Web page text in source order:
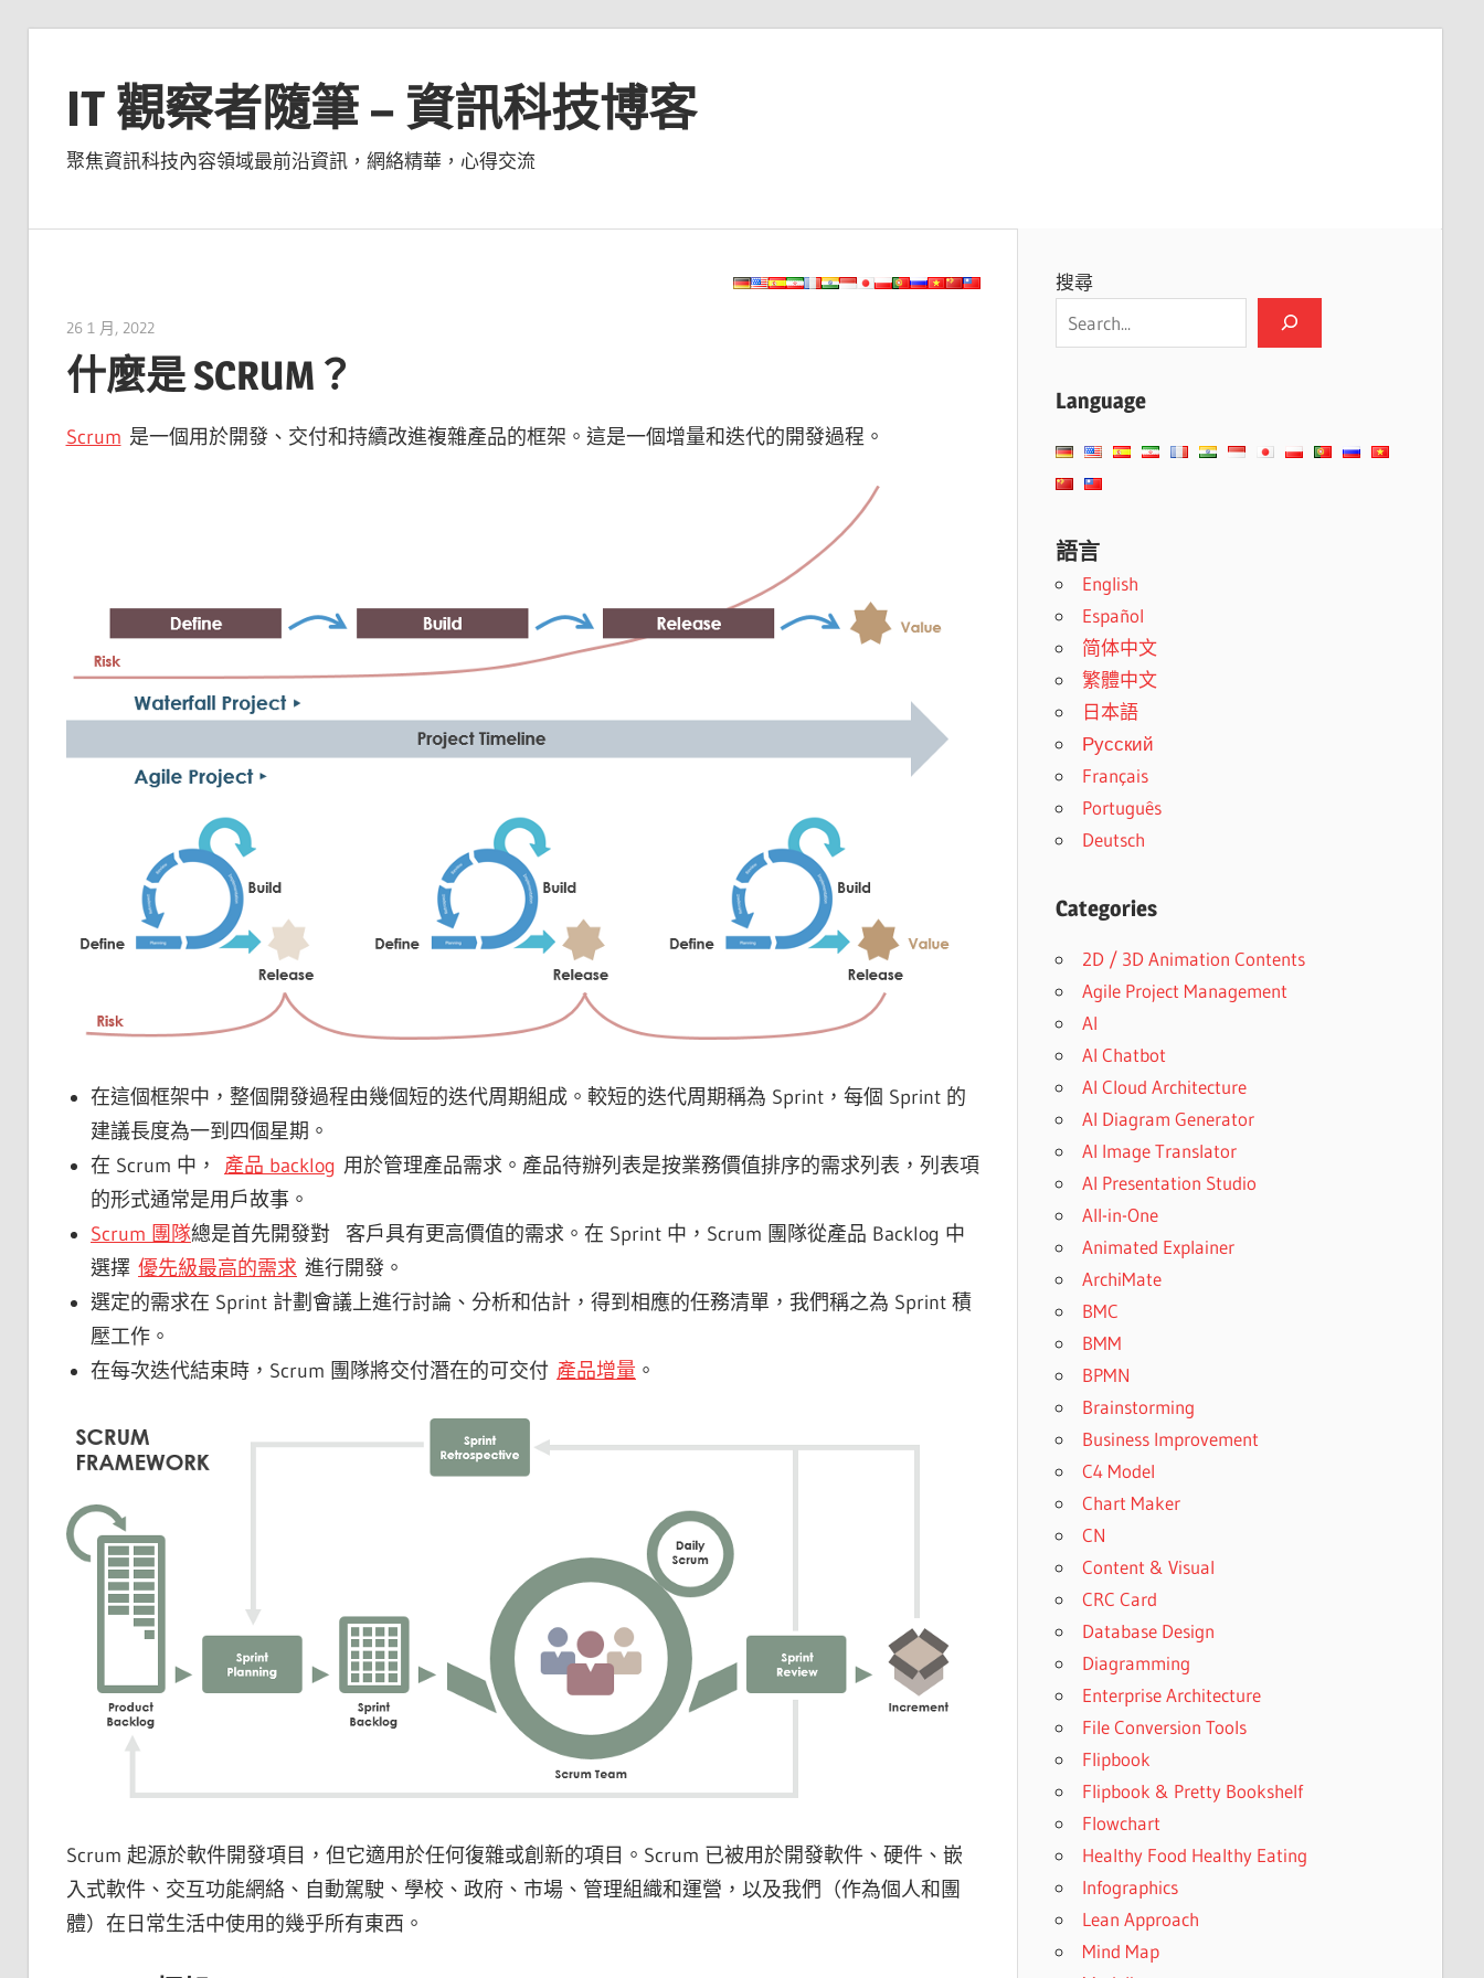
IT 觀察者隨筆 – 資訊科技博客
聚焦資訊科技內容領域最前沿資訊，網絡精華，心得交流
26 1 月, 2022vpmiku
什麼是 SCRUM？
Scrum 是一個用於開發、交付和持續改進複雜產品的框架。這是一個增量和迭代的開發過程。
在這個框架中，整個開發過程由幾個短的迭代周期組成。較短的迭代周期稱為 Sprint，每個 Sprint 的
建議長度為一到四個星期。
在 Scrum 中， 產品 backlog 用於管理產品需求。產品待辦列表是按業務價值排序的需求列表，列表項
的形式通常是用戶故事。
Scrum 團隊總是首先開發對 客戶具有更高價值的需求。在 Sprint 中，Scrum 團隊從產品 Backlog 中
選擇 優先級最高的需求 進行開發。
選定的需求在 Sprint 計劃會議上進行討論、分析和估計，得到相應的任務清單，我們稱之為 Sprint 積
壓工作。
在每次迭代結束時，Scrum 團隊將交付潛在的可交付 產品增量 。
Scrum 起源於軟件開發項目，但它適用於任何復雜或創新的項目。Scrum 已被用於開發軟件、硬件、嵌
入式軟件、交互功能網絡、自動駕駛、學校、政府、市場、管理組織和運營，以及我們（作為個人和團
體）在日常生活中使用的幾乎所有東西。
搜尋
Language
語言
English
Español
简体中文
繁體中文
日本語
Русский
Français
Português
Deutsch
Categories
2D / 3D Animation Contents
Agile Project Management
AI
AI Chatbot
AI Cloud Architecture
AI Diagram Generator
AI Image Translator
AI Presentation Studio
All-in-One
Animated Explainer
ArchiMate
BMC
BMM
BPMN
Brainstorming
Business Improvement
C4 Model
Chart Maker
CN
Content & Visual
CRC Card
Database Design
Diagramming
Enterprise Architecture
File Conversion Tools
Flipbook
Flipbook & Pretty Bookshelf
Flowchart
Healthy Food Healthy Eating
Infographics
Lean Approach
Mind Map